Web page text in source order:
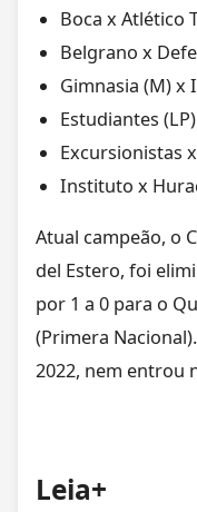
Boca x Atlético
Belgrano x
Gimnasia (M) x
Estudiantes
Excursionistas
Instituto x
Atual campeão, o
del Estero, foi
por 1 a 0 para o
(Primera
2022, nem entrou
Leia+